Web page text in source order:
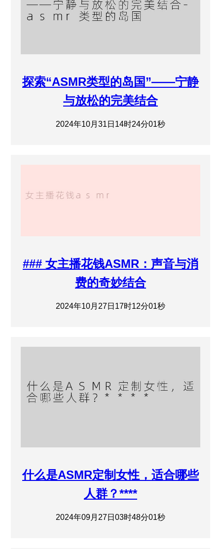
探索“ASMR类型的岛国”——宁静
与放松的完美结合
2024年10月31日14时24分01秒
### 女主播花钱ASMR：声音与消
费的奇妙结合
2024年10月27日17时12分01秒
什么是ASMR定制女性，适合哪些
人群？****
2024年09月27日03时48分01秒